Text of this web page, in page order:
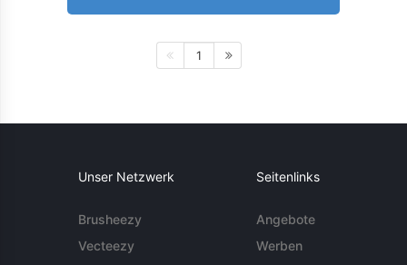
1
Unser Netzwerk
Brusheezy
Vecteezy
Seitenlinks
Angebote
Werben